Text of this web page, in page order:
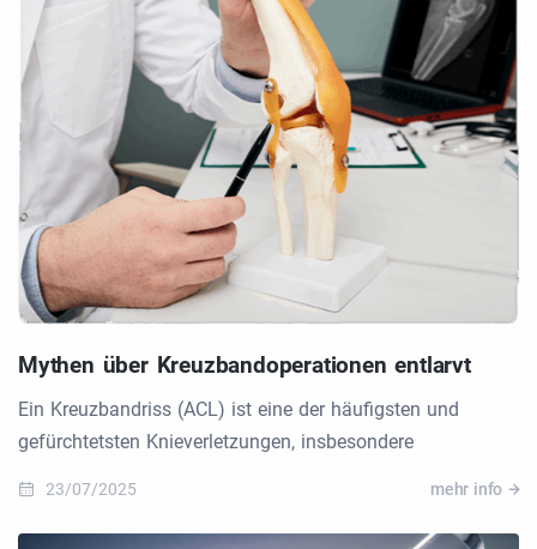
Mythen über Kreuzbandoperationen entlarvt
Ein Kreuzbandriss (ACL) ist eine der häufigsten und
gefürchtetsten Knieverletzungen, insbesondere
23/07/2025 mehr info